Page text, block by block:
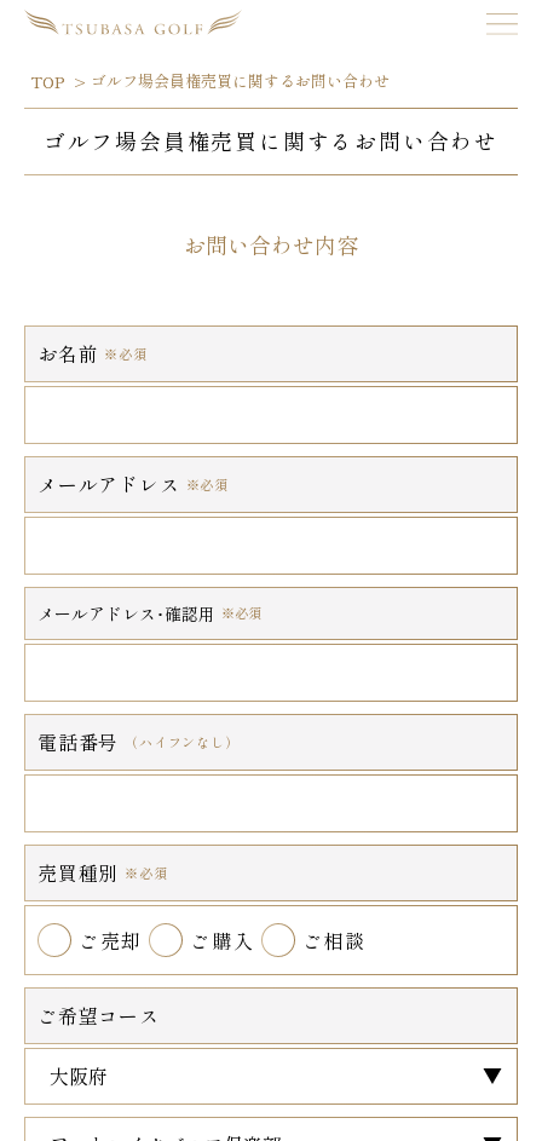
TOP ゴルフ場会員権売買に関するお問い合わせ
ゴルフ場会員権売買に関するお問い合わせ
お問い合わせ内容
お名前 ※必須
メールアドレス ※必須
メールアドレス･確認用 ※必須
電話番号 （ハイフンなし）
売買種別 ※必須
ご売却 ご購入 ご相談
ご希望コース